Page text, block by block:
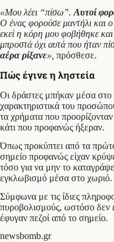
«Μου λέει “πίσω”.Αυτοί
Ο ένας φορούσε μαντήλι και
εκεί η κόρη μου φοβήθηκε
μπροστά όχι αυτά που ήταν
αέρα ρίξανε», πρόσθεσε.
Πώς έγινε η ληστεία
Οι δράστες μπήκαν μέσα
χαρακτηριστικά του
τα χρήματα που
κάτι που προφανώς ήξεραν.
Όπως προκύπτει από τα πρώτα
σημείο προφανώς είχαν
τόσο για να μην το
εγκλωβισμό μέσα στο χωριό.
Σύμφωνα με τις ίδιες
πυροβολισμούς, ωστόσο δεν
έφυγαν πεζοί από το σημείο.
newsbomb.gr